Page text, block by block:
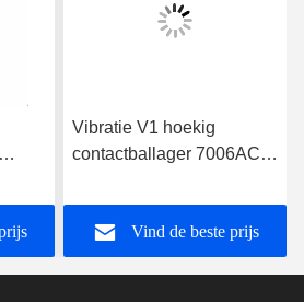
Vibratie V1 hoekig
contactballager 7006AC
Vind de beste prijs